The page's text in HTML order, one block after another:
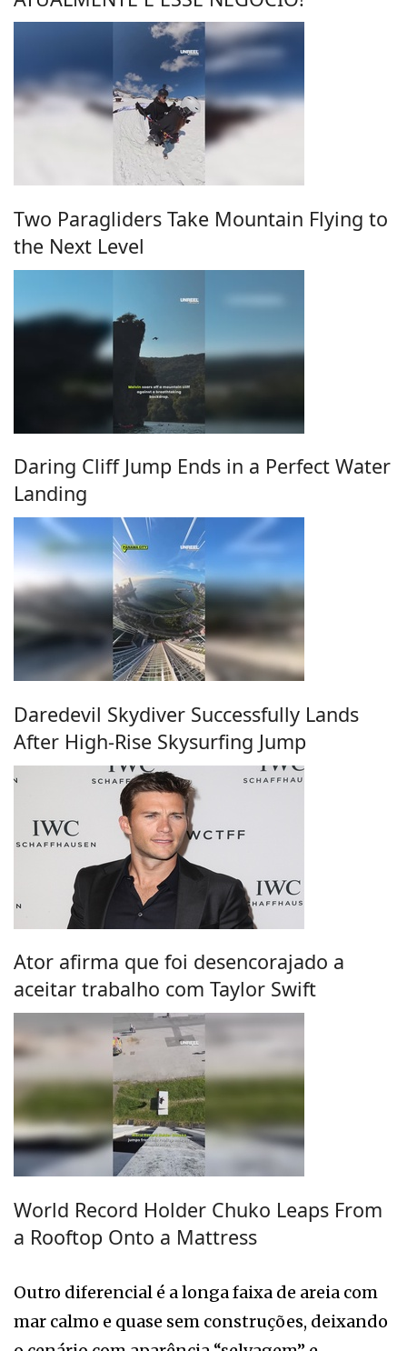
Two Paragliders Take Mountain Flying to
the Next Level
Daring Cliff Jump Ends in a Perfect Water
Landing
Daredevil Skydiver Successfully Lands
After High-Rise Skysurfing Jump
Ator afirma que foi desencorajado a
aceitar trabalho com Taylor Swift
World Record Holder Chuko Leaps From
a Rooftop Onto a Mattress
Outro diferencial é a longa faixa de areia com
mar calmo e quase sem construções, deixando